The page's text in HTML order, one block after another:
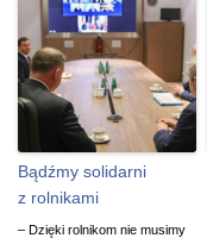
Bądźmy solidarni
z rolnikami
– Dzięki rolnikom nie musimy